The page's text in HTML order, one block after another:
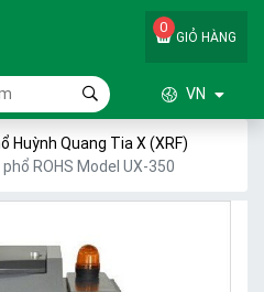
GIỎ HÀNG
0
VN
Huỳnh Quang Tia X (XRF)
ROHS Model UX-350